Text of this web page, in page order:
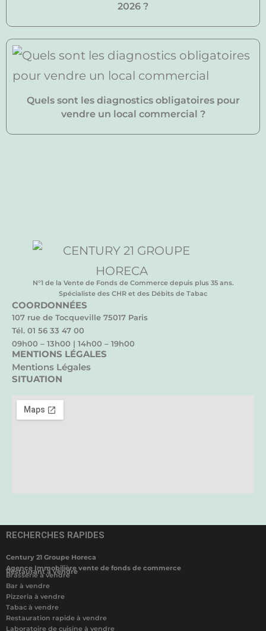
2026 ?
Quels sont les diagnostics obligatoires pour
vendre un local commercial ?
N°1 de la Vente de Fonds de Commerce depuis plus 35 ans.
Spécialiste des CHR et des Débits de Tabac
COORDONNÉES
107 rue de Tocqueville 75017 Paris
Tél. 01 56 33 47 00
09h00 – 13h00 | 14h00 – 19h00
MENTIONS LÉGALES
Mentions Légales
SITUATION
RECHERCHES RAPIDES
Century 21 Groupe Horeca
Agence Immobilière vente de fonds de commerce
Restaurant à vendre
Brasserie à vendre
Bar à vendre
Pizzeria à vendre
Tabac à vendre
Restauration rapide à vendre
Laboratoire de cuisine à vendre